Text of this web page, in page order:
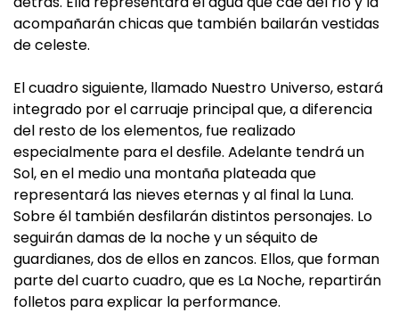
acompañarán chicas que también bailarán vestidas
de celeste.
El cuadro siguiente, llamado Nuestro Universo, estará
integrado por el carruaje principal que, a diferencia
del resto de los elementos, fue realizado
especialmente para el desfile. Adelante tendrá un
Sol, en el medio una montaña plateada que
representará las nieves eternas y al final la Luna.
Sobre él también desfilarán distintos personajes. Lo
seguirán damas de la noche y un séquito de
guardianes, dos de ellos en zancos. Ellos, que forman
parte del cuarto cuadro, que es La Noche, repartirán
folletos para explicar la performance.